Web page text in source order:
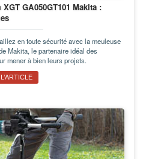
GA050GT101 Makita :
en toute sécurité avec la meuleuse
Makita, le partenaire idéal des
mener à bien leurs projets.